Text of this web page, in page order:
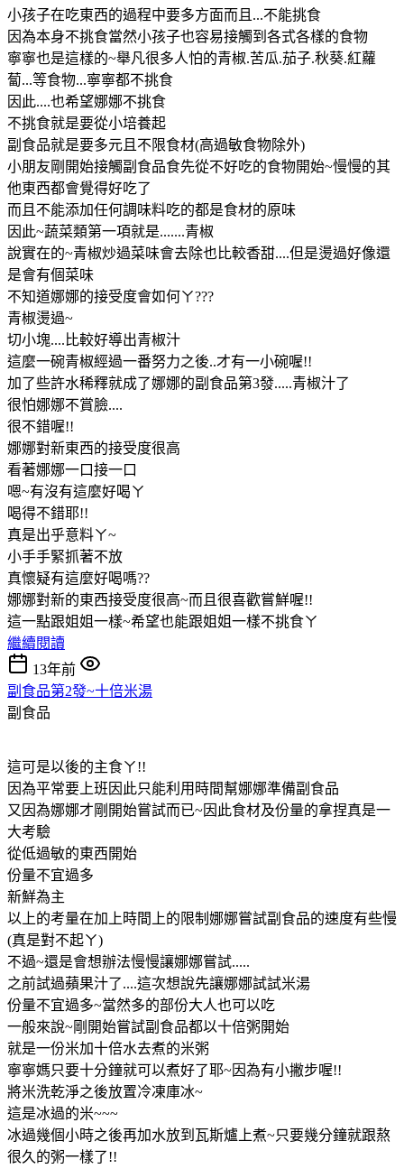
小孩子在吃東西的過程中要多方面而且...不能挑食
因為本身不挑食當然小孩子也容易接觸到各式各樣的食物
寧寧也是這樣的~舉凡很多人怕的青椒.苦瓜.茄子.秋葵.紅蘿
蔔...等食物...寧寧都不挑食
因此....也希望娜娜不挑食
不挑食就是要從小培養起
副食品就是要多元且不限食材(高過敏食物除外)
小朋友剛開始接觸副食品食先從不好吃的食物開始~慢慢的其
他東西都會覺得好吃了
而且不能添加任何調味料吃的都是食材的原味
因此~蔬菜類第一項就是.......青椒
說實在的~青椒炒過菜味會去除也比較香甜....但是燙過好像還
是會有個菜味
不知道娜娜的接受度會如何ㄚ???
青椒燙過~
切小塊....比較好導出青椒汁
這麼一碗青椒經過一番努力之後..才有一小碗喔!!
加了些許水稀釋就成了娜娜的副食品第3發.....青椒汁了
很怕娜娜不賞臉....
很不錯喔!!
娜娜對新東西的接受度很高
看著娜娜一口接一口
嗯~有沒有這麼好喝ㄚ
喝得不錯耶!!
真是出乎意料ㄚ~
小手手緊抓著不放
真懷疑有這麼好喝嗎??
娜娜對新的東西接受度很高~而且很喜歡嘗鮮喔!!
這一點跟姐姐一樣~希望也能跟姐姐一樣不挑食ㄚ
繼續閱讀
13年前
副食品第2發~十倍米湯
副食品
這可是以後的主食ㄚ!!
因為平常要上班因此只能利用時間幫娜娜準備副食品
又因為娜娜才剛開始嘗試而已~因此食材及份量的拿捏真是一
大考驗
從低過敏的東西開始
份量不宜過多
新鮮為主
以上的考量在加上時間上的限制娜娜嘗試副食品的速度有些慢
(真是對不起ㄚ)
不過~還是會想辦法慢慢讓娜娜嘗試.....
之前試過蘋果汁了....這次想說先讓娜娜試試米湯
份量不宜過多~當然多的部份大人也可以吃
一般來說~剛開始嘗試副食品都以十倍粥開始
就是一份米加十倍水去煮的米粥
寧寧媽只要十分鐘就可以煮好了耶~因為有小撇步喔!!
將米洗乾淨之後放置冷凍庫冰~
這是冰過的米~~~
冰過幾個小時之後再加水放到瓦斯爐上煮~只要幾分鐘就跟熬
很久的粥一樣了!!